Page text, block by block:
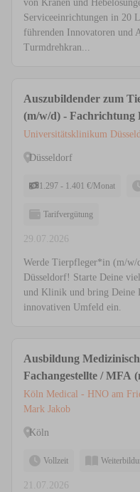
von Kranen und
Serviceeinrichtungen in 20
führenden Innovatoren und
Turmdrehkran...
Auszubildender zum
(m/w/d) - Fachrichtung
Klinik
Universitätsklinikum
Düsseldorf
1.297 - 1.401 €/Monat
Tarifvergütung
29.07.2026
Werde Tierpfleger*in (m/
Düsseldorf! Starte Deine
und Klinik und bring Deine
innovativen Umfeld ein.
Ausbildung
Fachangestellte / MFA
Ästhetische Medizin |
Köln Medical - HNO am
Mark Jakob
Köln
Vollzeit
21.07.2026